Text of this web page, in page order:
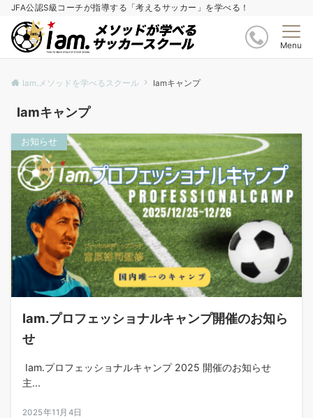
JFA公認S級コーチが指導する「考えるサッカー」を学べる！
Menu
Iam.メソッドを学べるスクール Iamキャンプ
Iamキャンプ
お知らせ
Iam.プロフェッショナルキャンプ開催のお知ら
せ
Iam.プロフェッショナルキャンプ 2025 開催のお知らせ
主...
2025年11月4日